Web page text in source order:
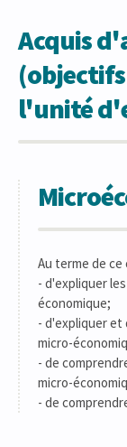
Acquis
l'unité
Au terme de
- d'expliquer
économique;
- d'expliquer et
micro-
- de
micro-
- de